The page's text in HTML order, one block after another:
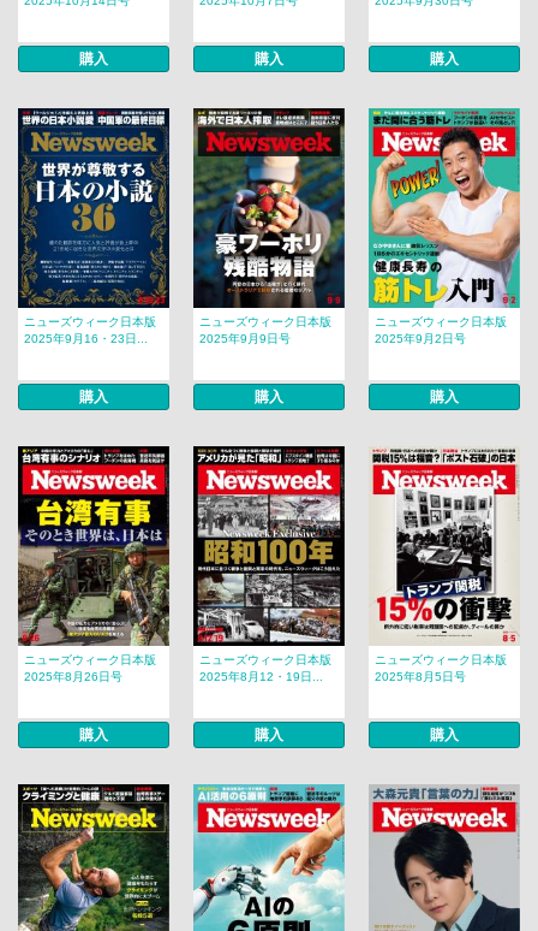
購入 購入 購入
ニューズウィーク日本版
2025年9月16・23日...
購入
ニューズウィーク日本版
2025年9月9日号
購入
ニューズウィーク日本版
2025年9月2日号
購入
ニューズウィーク日本版
2025年8月26日号
購入
ニューズウィーク日本版
2025年8月12・19日...
購入
ニューズウィーク日本版
2025年8月5日号
購入